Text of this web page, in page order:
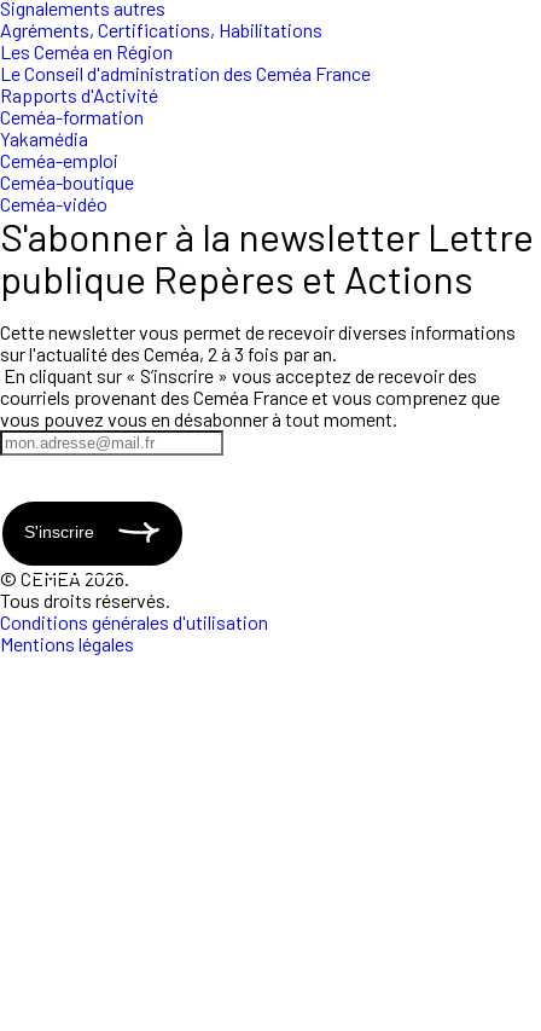
Signalements autres
Agréments, Certifications, Habilitations
Les Ceméa en Région
Le Conseil d'administration des Ceméa France
Rapports d'Activité
Ceméa-formation
Yakamédia
Ceméa-emploi
Ceméa-boutique
Ceméa-vidéo
S'abonner à la newsletter Lettre
publique Repères et Actions
Cette newsletter vous permet de recevoir diverses informations
sur l'actualité des Ceméa, 2 à 3 fois par an.
En cliquant sur « S’inscrire » vous acceptez de recevoir des
courriels provenant des Ceméa France et vous comprenez que
vous pouvez vous en désabonner à tout moment.
S'inscrire
© CEMEA 2026.
Tous droits réservés.
Conditions générales d'utilisation
Mentions légales